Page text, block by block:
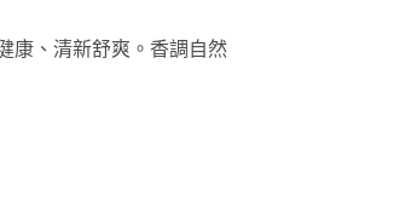
康、清新舒爽。香調自然